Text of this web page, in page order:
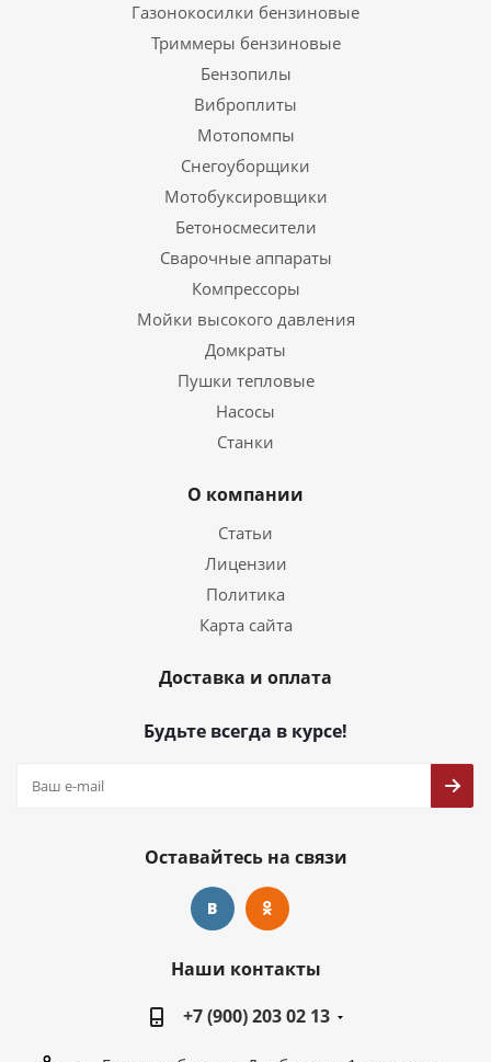
Газонокосилки бензиновые
Триммеры бензиновые
Бензопилы
Виброплиты
Мотопомпы
Снегоуборщики
Мотобуксировщики
Бетоносмесители
Сварочные аппараты
Компрессоры
Мойки высокого давления
Домкраты
Пушки тепловые
Насосы
Станки
О компании
Статьи
Лицензии
Политика
Карта сайта
Доставка и оплата
Будьте всегда в курсе!
Оставайтесь на связи
Наши контакты
+7 (900) 203 02 13